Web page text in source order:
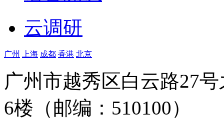
云调研
广州 上海 成都 香港 北京
广州市越秀区白云路27
6楼（邮编：510100）